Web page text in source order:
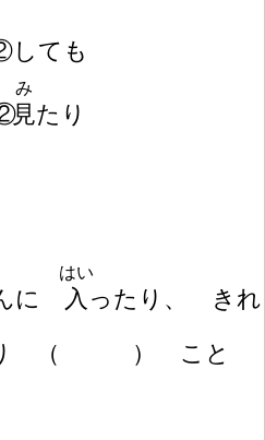
ても
見
み
たり
に 入
はい
ったり、 きれ
（ ）
こと